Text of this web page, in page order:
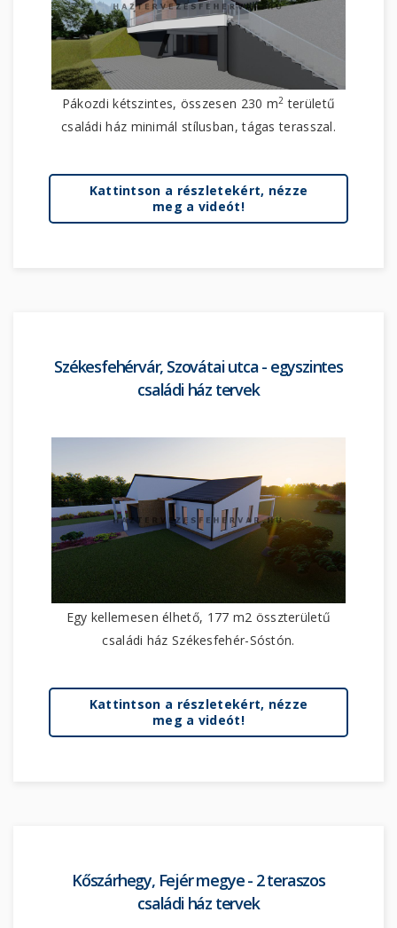
Pákozdi kétszintes, összesen 230 m2 területű
családi ház minimál stílusban, tágas terasszal.
Kattintson a részletekért, nézze
meg a videót!
Székesfehérvár, Szovátai utca - egyszintes
családi ház tervek
Egy kellemesen élhető, 177 m2 összterületű
családi ház Székesfehér-Sóstón.
Kattintson a részletekért, nézze
meg a videót!
Kőszárhegy, Fejér megye - 2 teraszos
családi ház tervek